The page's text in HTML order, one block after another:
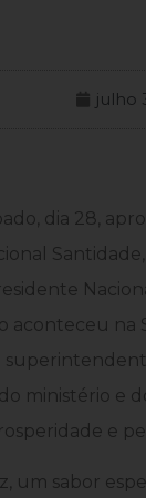
julho
dia 28,
aconteceu
ministério e
e
um sabor